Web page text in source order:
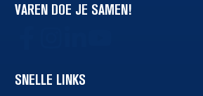
VAREN DOE JE SAMEN!
SNELLE LINKS